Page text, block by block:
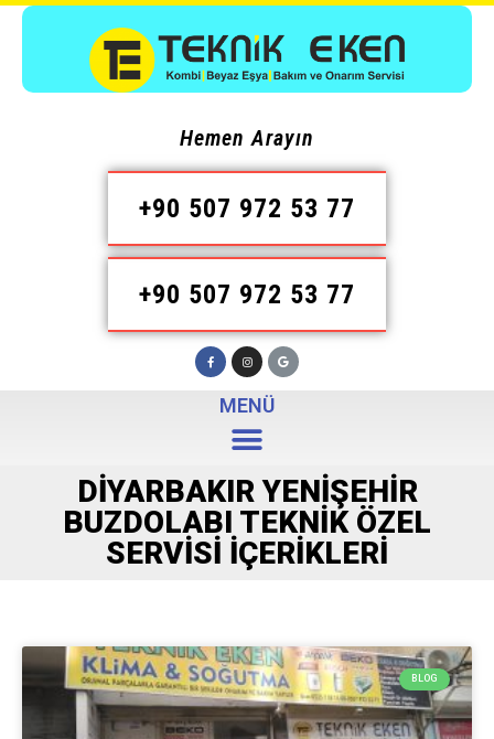
Hemen Arayın
+90 507 972 53 77
+90 507 972 53 77
MENÜ
DIYARBAKIR YENIŞEHIR
BUZDOLABI TEKNIK ÖZEL
SERVISI İÇERIKLERI
BLOG